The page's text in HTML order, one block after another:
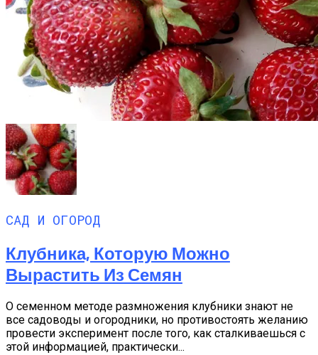
САД И ОГОРОД
Клубника, Которую Можно
Вырастить Из Семян
О семенном методе размножения клубники знают не
все садоводы и огородники, но противостоять желанию
провести эксперимент после того, как сталкиваешься с
этой информацией, практически...